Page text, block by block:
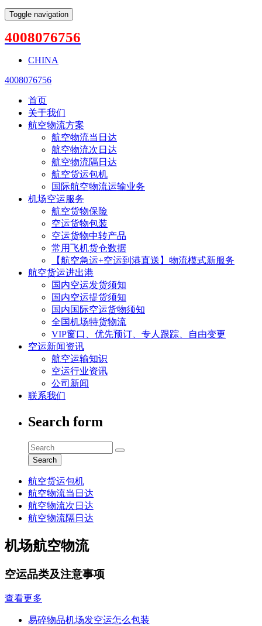
Toggle navigation
4008076756
CHINA
4008076756
首页
关于我们
航空物流方案
航空物流当日达
航空物流次日达
航空物流隔日达
航空货运包机
国际航空物流运输业务
机场空运服务
航空货物保险
空运货物包装
空运货物中转产品
常用飞机货仓数据
【航空急运+空运到港直送】物流模式新服务
航空货运进出港
国内空运发货须知
国内空运提货须知
国内国际空运货物须知
全国机场特货物流
VIP窗口、优先预订、专人跟踪、自由变更
空运新闻资讯
航空运输知识
空运行业资讯
公司新闻
联系我们
Search form
Search
航空货运包机
航空物流当日达
航空物流次日达
航空物流隔日达
机场航空物流
空运品类及注意事项
查看更多
易碎物品机场发空运怎么包装